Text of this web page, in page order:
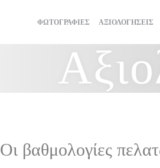
ΦΩΤΟΓΡΑΦΊΕΣ ΑΞΙΟΛΟΓΉΣΕΙΣ
Οι βαθμολογίες